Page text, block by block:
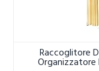
Raccoglitore
Organizzatore